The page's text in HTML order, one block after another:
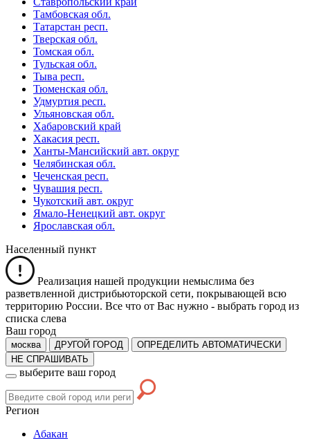
Тамбовская обл.
Татарстан респ.
Тверская обл.
Томская обл.
Тульская обл.
Тыва респ.
Тюменская обл.
Удмуртия респ.
Ульяновская обл.
Хабаровский край
Хакасия респ.
Ханты-Мансийский авт. округ
Челябинская обл.
Чеченская респ.
Чувашия респ.
Чукотский авт. округ
Ямало-Ненецкий авт. округ
Ярославская обл.
Населенный пункт
Реализация нашей продукции немыслима без
разветвленной дистрибьюторской сети, покрывающей всю
территорию России. Все что от Вас нужно - выбрать город из
списка слева
Ваш город
москва ДРУГОЙ ГОРОД
ОПРЕДЕЛИТЬ АВТОМАТИЧЕСКИ
НЕ СПРАШИВАТЬ
выберите ваш город
Регион
Абакан